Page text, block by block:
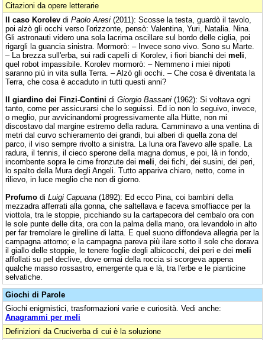
Citazioni da opere letterarie
Il caso Korolev di Paolo Aresi (2011): Scosse la testa, guardò il tavolo,
poi alzò gli occhi verso l'orizzonte, pensò: Valentina, Yuri, Natalia. Nina.
Gli astronauti videro una sola lacrima oscillare sul bordo delle ciglia, poi
rigargli la guancia sinistra. Mormorò: – Invece sono vivo. Sono su Marte.
– La brezza sull'erba, sui radi capelli di Korolev, i fiori bianchi dei meli
quel robot impassibile. Korolev mormorò: – Nemmeno i miei nipoti
saranno più in vita sulla Terra. – Alzò gli occhi. – Che cosa è diventata la
Terra, che cosa è accaduto in tutti questi anni?
Il giardino dei Finzi-Contini di Giorgio Bassani (1962): Si voltava ogni
tanto, come per assicurarsi che lo seguissi. Ed io non lo seguivo, invece,
o meglio, pur avvicinandomi progressivamente alla Hütte, non mi
discostavo dal margine estremo della radura. Camminavo a una ventina di
metri dal curvo schieramento dei grandi, bui alberi di quella zona del
parco, il viso sempre rivolto a sinistra. La luna ora l'avevo alle spalle. La
radura, il tennis, il cieco sperone della magna domus, e poi, là in fondo,
incombente sopra le cime fronzute dei meli , dei fichi, dei susini, dei peri,
lo spalto della Mura degli Angeli. Tutto appariva chiaro, netto, come in
rilievo, in luce meglio che non di giorno.
Profumo di Luigi Capuana (1892): Ed ecco Pina, coi bambini della
mezzadra afferrati alla gonna, che saltellava e faceva smoffiacce per la
viottola, tra le stoppie, picchiando su la cartapecora del cembalo ora con
le sole punte delle dita, ora con la palma della mano, ora levandolo in alto
per far tremolare le girelline di latta. E quel suono diffondeva allegria per la
campagna attorno; e la campagna pareva più ilare sotto il sole che dorava
il giallo delle stoppie, le tenere foglie degli albicocchi, dei peri e dei meli
affollati su pel declive, dove ormai della roccia si scorgeva appena
qualche masso rossastro, emergente qua e là, tra l'erbe e le pianticine
selvatiche.
Giochi di Parole
Giochi enigmistici, trasformazioni varie e curiosità. Vedi anche:
Anagrammi per meli
Definizioni da Cruciverba di cui è la soluzione